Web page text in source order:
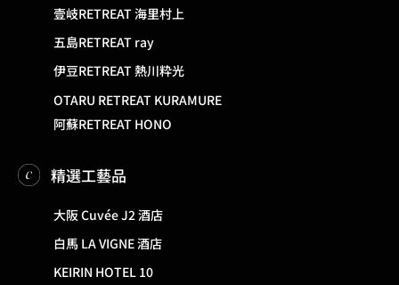
壹岐RETREAT 海里村上
五島RETREAT ray
伊豆RETREAT 熱川粋光
OTARU RETREAT KURAMURE
阿蘇RETREAT HONO
精選工藝品
大阪 Cuvée J2 酒店
白馬 LA VIGNE 酒店
KEIRIN HOTEL 10